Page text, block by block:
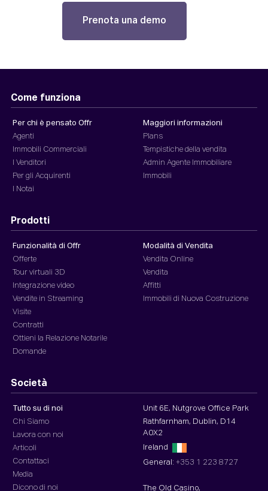
Prenota una demo
Come funziona
Per chi è pensato Offr
Agenti
Immobili Commerciali
I Venditori
Per gli Acquirenti
I Notai
Maggiori informazioni
Plans
Tempistiche della vendita
Admin Agente Immobiliare
Immobili
Prodotti
Funzionalità di Offr
Offerte
Tour virtuali 3D
Integrazione video
Vendite in Streaming
Visite
Contratti
Ottieni la Relazione Notarile
Domande
Modalità di Vendita
Vendita Online
Vendita
Affitti
Immobili di Nuova Costruzione
Società
Tutto su di noi
Chi Siamo
Lavora con noi
Articoli
Contattaci
Media
Dicono di noi
Unit 6E, Nutgrove Office Park
Rathfarnham, Dublin, D14
A0X2
Ireland
General: +353 1 223 8727
The Old Casino,